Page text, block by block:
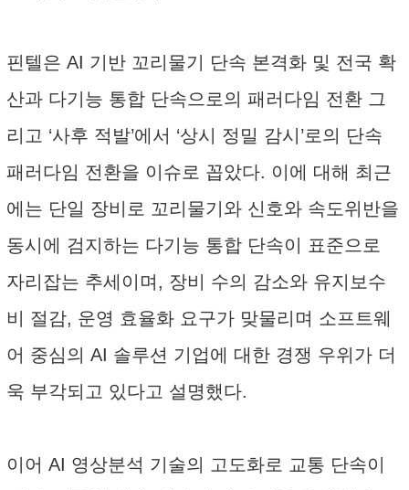
핀텔은 AI 기반 꼬리물기 단속 본격화 및 전국 확
산과 다기능 통합 단속으로의 패러다임 전환 그
리고 ‘사후 적발’에서 ‘상시 정밀 감시’로의 단속
패러다임 전환을 이슈로 꼽았다. 이에 대해 최근
에는 단일 장비로 꼬리물기와 신호와 속도위반을
동시에 검지하는 다기능 통합 단속이 표준으로
자리잡는 추세이며, 장비 수의 감소와 유지보수
비 절감, 운영 효율화 요구가 맞물리며 소프트웨
어 중심의 AI 솔루션 기업에 대한 경쟁 우위가 더
욱 부각되고 있다고 설명했다.
이어 AI 영상분석 기술의 고도화로 교통 단속이